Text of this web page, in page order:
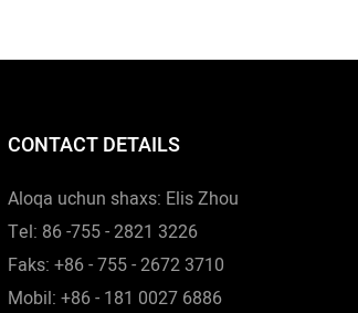
CONTACT DETAILS
Aloqa uchun shaxs: Elis Zhou
Tel: 86 -755 - 2821 3226
Faks: +86 - 755 - 2672 3710
Mobil: +86 - 181 0027 6886